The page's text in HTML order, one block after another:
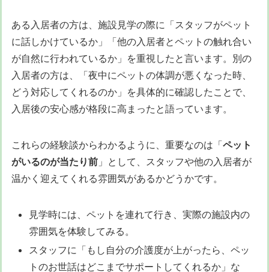
ある入居者の方は、施設見学の際に「スタッフがペット
に話しかけているか」「他の入居者とペットの触れ合い
が自然に行われているか」を重視したと言います。別の
入居者の方は、「夜中にペットの体調が悪くなった時、
どう対応してくれるのか」を具体的に確認したことで、
入居後の安心感が格段に高まったと語っています。
これらの経験談からわかるように、重要なのは「ペット
がいるのが当たり前 」として、スタッフや他の入居者が
温かく迎えてくれる雰囲気があるかどうかです。
見学時には、ペットを連れて行き、実際の施設内の
雰囲気を体験してみる。
スタッフに「もし自分の介護度が上がったら、ペッ
トのお世話はどこまでサポートしてくれるか」な